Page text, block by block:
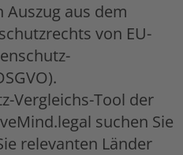
Auszug aus dem
von EU-
Vergleichs-Tool der
suchen Sie
relevanten Länder